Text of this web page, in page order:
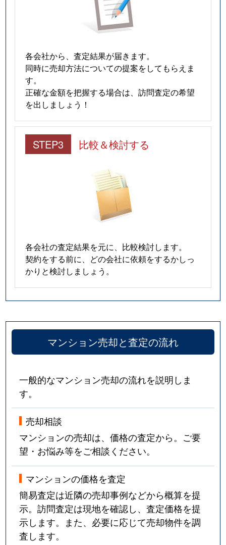
各会社から、査定結果が届きます。
同時に売却方法についての提案をしてもらえま
す。
正確な金額を把握する場合は、訪問査定の希望
を出しましょう！
STEP3 比較＆検討する
各会社の査定結果を元に、比較検討します。
契約をする前に、どの会社に依頼をするかしっ
かりと検討しましょう。
マンション売却と査定の流れ
一般的なマンション売却の流れを説明しま
す。
売却相談
マンションの売却は、価格の査定から。ご要
望・お悩み等をご相談ください。
マンションの価格を査定
簡易査定は近隣の売却事例などから概算を提
示。訪問査定は現地を確認し、査定価格を提
示します。また、必要に応じて売却物件を調
査します。